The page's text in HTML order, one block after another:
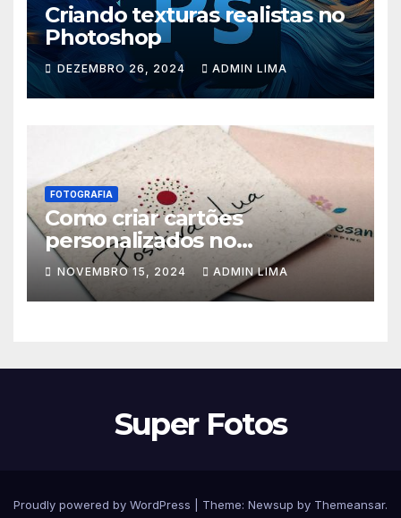
Criando texturas realistas no
Photoshop
DEZEMBRO 26, 2024 ADMIN LIMA
FOTOGRAFIA
Como criar cartões
personalizados no
Photoscape
NOVEMBRO 15, 2024 ADMIN LIMA
Super Fotos
Proudly powered by WordPress Theme: Newsup by Themeansar.